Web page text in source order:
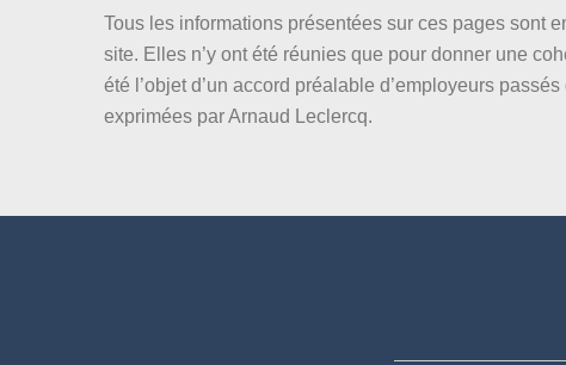
Tous les informations présentées sur ces pages sont
site. Elles n’y ont été réunies que pour donner une
été l’objet d’un accord préalable d’employeurs
exprimées par Arnaud Leclercq.